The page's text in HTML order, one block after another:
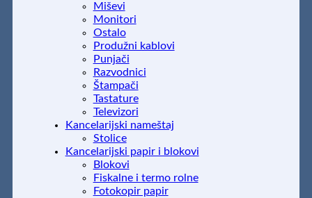
Miševi
Monitori
Ostalo
Produžni kablovi
Punjači
Razvodnici
Štampači
Tastature
Televizori
Kancelarijski nameštaj
Stolice
Kancelarijski papir i blokovi
Blokovi
Fiskalne i termo rolne
Fotokopir papir